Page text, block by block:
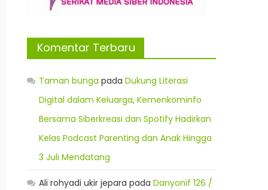
Komentar Terbaru
Taman bunga padaDukung Literasi
Digital dalam Keluarga, Kemenkominfo
Bersama Siberkreasi dan Spotify Hadirkan
Kelas Podcast Parenting dan Anak Hingga
3 Juli Mendatang
Ali rohyadi ukir jepara padaDanyonif 126 /